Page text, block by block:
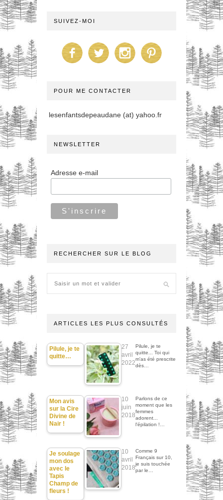
SUIVEZ-MOI
POUR ME CONTACTER
lesenfantsdepeaudane (at) yahoo.fr
NEWSLETTER
Adresse e-mail
RECHERCHER SUR LE BLOG
ARTICLES LES PLUS CONSULTÉS
Pilule, je te
quitte…
27
avril
2022
Pilule, je te
quitte... Toi qui
m'as été prescrite
dès…
Mon avis
sur la Cire
Divine de
Nair !
10
juin
2018
Parlons de ce
moment que les
femmes
adorent...
l'épilation !…
Je soulage
mon dos
avec le
Tapis
Champ de
fleurs !
10
avril
2018
Comme 9
Français sur 10,
je suis touchée
par le…